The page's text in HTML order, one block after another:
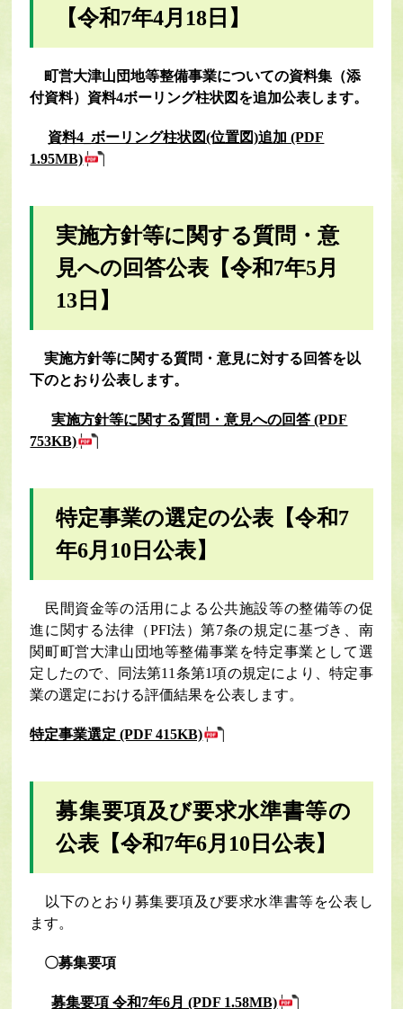
【令和7年4月18日】
町営大津山団地等整備事業についての資料集（添
付資料）資料4ボーリング柱状図を追加公表します。
資料4_ボーリング柱状図(位置図)追加 (PDF
1.95MB)
実施方針等に関する質問・意
見への回答公表【令和7年5月
13日】
実施方針等に関する質問・意見に対する回答を以
下のとおり公表します。
実施方針等に関する質問・意見への回答 (PDF
753KB)
特定事業の選定の公表【令和7
年6月10日公表】
民間資金等の活用による公共施設等の整備等の促
進に関する法律（PFI法）第7条の規定に基づき、南
関町町営大津山団地等整備事業を特定事業として選
定したので、同法第11条第1項の規定により、特定事
業の選定における評価結果を公表します。
特定事業選定 (PDF 415KB)
募集要項及び要求水準書等の
公表 【令和7年6月10日公表】
以下のとおり募集要項及び要求水準書等を公表し
ます。
〇募集要項
募集要項 令和7年6月 (PDF 1.58MB)